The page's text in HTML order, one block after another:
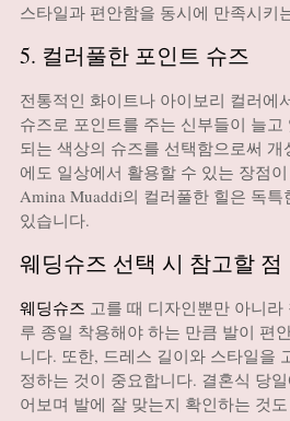
스타일과 편안함을 동시에 만족시키
5. 컬러풀한 포인트 슈즈
전통적인 화이트나 아이보리 컬러에
슈즈로 포인트를 주는 신부들이 늘
되는 색상의 슈즈를 선택함으로써
에도 일상에서 활용할 수 있는 장점
Amina Muaddi의 컬러풀한 힐은 독
있습니다.
웨딩슈즈 선택 시 참고할 점
웨딩슈즈 고를 때 디자인뿐만 아니
루 종일 착용해야 하는 만큼 발이 편
니다. 또한, 드레스 길이와 스타일을
정하는 것이 중요합니다. 결혼식 당
어보며 발에 잘 맞는지 확인하는 것